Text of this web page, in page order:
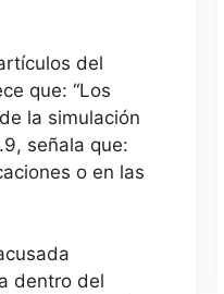
del
que: “Los
la simulación
señala que:
o en las
dentro del